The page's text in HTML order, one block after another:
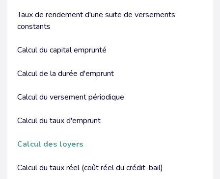
SCI LMNP
PATRIMOINE
RECRUTEMENT
ÉCHÉANCIERS
ACCÈS CLIENT
Taux de rendement d'une suite de versements
constants
Calcul du capital emprunté
Calcul de la durée d'emprunt
Calcul du versement périodique
Calcul du taux d'emprunt
Calcul des loyers
Calcul du taux réel (coût réel du crédit-bail)